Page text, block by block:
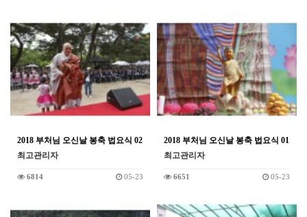
2018 부처님 오신날 봉축 법요식 02
최고관리자
6814 05-23
2018 부처님 오신날 봉축 법요식 01
최고관리자
6651 05-23